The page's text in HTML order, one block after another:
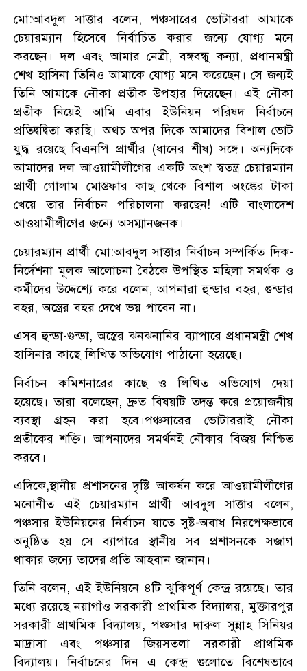
মো:আবদুল সাত্তার বলেন, পঞ্চসারের ভোটাররা আমাকে
চেয়ারম্যান হিসেবে নির্বাচিত করার জন্যে যোগ্য মনে
করছেন। দল এবং আমার নেত্রী, বঙ্গবন্ধু কন্যা, প্রধানমন্ত্রী
শেখ হাসিনা তিনিও আমাকে যোগ্য মনে করেছেন। সে জন্যই
তিনি আমাকে নৌকা প্রতীক উপহার দিয়েছেন। এই নৌকা
প্রতীক নিয়েই আমি এবার ইউনিয়ন পরিষদ নির্বাচনে
প্রতিদ্বদ্বিতা করছি। অথচ অপর দিকে আমাদের বিশাল ভোট
যুদ্ধ রয়েছে বিএনপি প্রার্থীর (ধানের শীষ) সঙ্গে। অন্যদিকে
আমাদের দল আওয়ামীলীগের একটি অংশ স্বতন্ত্র চেয়ারম্যান
প্রার্থী গোলাম মোস্তফার কাছ থেকে বিশাল অংঙ্কের টাকা
খেয়ে তার নির্বাচন পরিচালনা করছেন! এটি বাংলাদেশ
আওয়ামীলীগের জন্যে অসম্মানজনক।
চেয়ারম্যান প্রার্থী মো:আবদুল সাত্তার নির্বাচন সম্পর্কিত দিক-
নির্দেশনা মূলক আলোচনা বৈঠকে উপস্থিত মহিলা সমর্থক ও
কর্মীদের উদ্দেশ্যে করে বলেন, আপনারা হুন্ডার বহর, গুন্ডার
বহর, অস্ত্রের বহর দেখে ভয় পাবেন না।
এসব হুন্ডা-গুন্ডা, অস্ত্রের ঝনঝনানির ব্যাপারে প্রধানমন্ত্রী শেখ
হাসিনার কাছে লিখিত অভিযোগ পাঠানো হয়েছে।
নির্বাচন কমিশনারের কাছে ও লিখিত অভিযোগ দেয়া
হয়েছে। তারা বলেছেন, দ্রুত বিষয়টি তদন্ত করে প্রয়োজনীয়
ব্যবস্থা গ্রহন করা হবে।পঞ্চসারের ভোটাররাই নৌকা
প্রতীকের শক্তি। আপনাদের সমর্থনই নৌকার বিজয় নিশ্চিত
করবে।
এদিকে,স্থানীয় প্রশাসনের দৃষ্টি আকর্ষন করে আওয়ামীলীগের
মনোনীত এই চেয়ারম্যান প্রার্থী আবদুল সাত্তার বলেন,
পঞ্চসার ইউনিয়নের নির্বাচন যাতে সুষ্ট-অবাধ নিরপেক্ষভাবে
অনুষ্ঠিত হয় সে ব্যাপারে স্থানীয় সব প্রশাসনকে সজাগ
থাকার জন্যে তাদের প্রতি আহবান জানান।
তিনি বলেন, এই ইউনিয়নে ৪টি ঝুকিপূর্ণ কেন্দ্র রয়েছে। তার
মধ্যে রয়েছে নয়াগাঁও সরকারী প্রাথমিক বিদ্যালয়, মুক্তারপুর
সরকারী প্রাথমিক বিদ্যালয়, পঞ্চসার দারুল সুন্নাহ সিনিয়র
মাদ্রাসা এবং পঞ্চসার জিয়সতলা সরকারী প্রাথমিক
বিদ্যালয়। নির্বাচনের দিন এ কেন্দ্র গুলোতে বিশেষভাবে